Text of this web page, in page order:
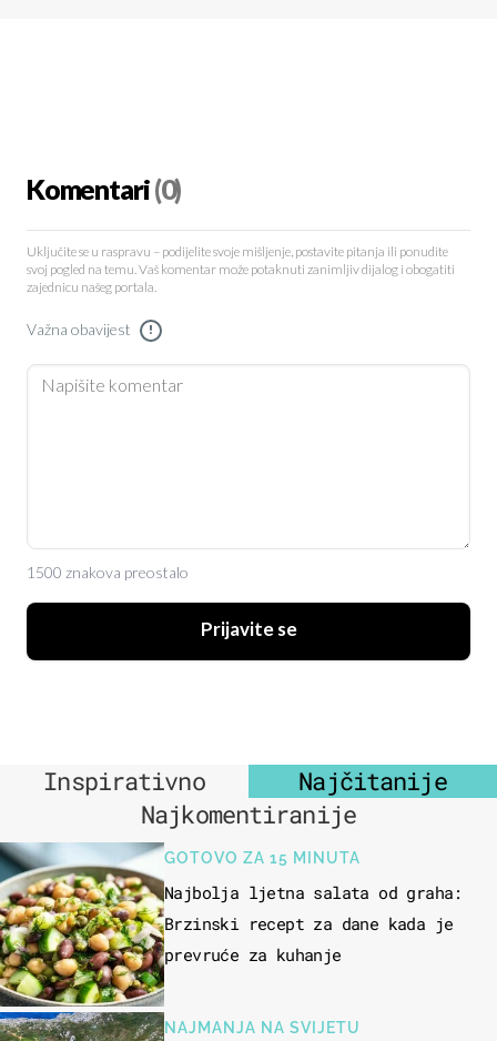
Komentari(0)
Uključite se u raspravu – podijelite svoje mišljenje, postavite pitanja ili ponudite
svoj pogled na temu. Vaš komentar može potaknuti zanimljiv dijalog i obogatiti
zajednicu našeg portala.
Važna obavijest !
1500 znakova preostalo
Prijavite se
Inspirativno
Najčitanije
Najkomentiranije
GOTOVO ZA 15 MINUTA
Najbolja ljetna salata od graha:
Brzinski recept za dane kada je
prevruće za kuhanje
NAJMANJA NA SVIJETU